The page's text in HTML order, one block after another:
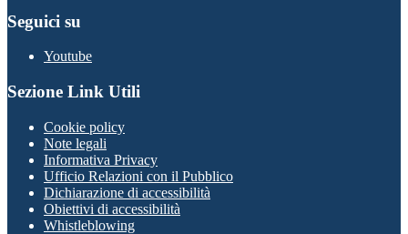
Seguici su
Youtube
Sezione Link Utili
Cookie policy
Note legali
Informativa Privacy
Ufficio Relazioni con il Pubblico
Dichiarazione di accessibilità
Obiettivi di accessibilità
Whistleblowing